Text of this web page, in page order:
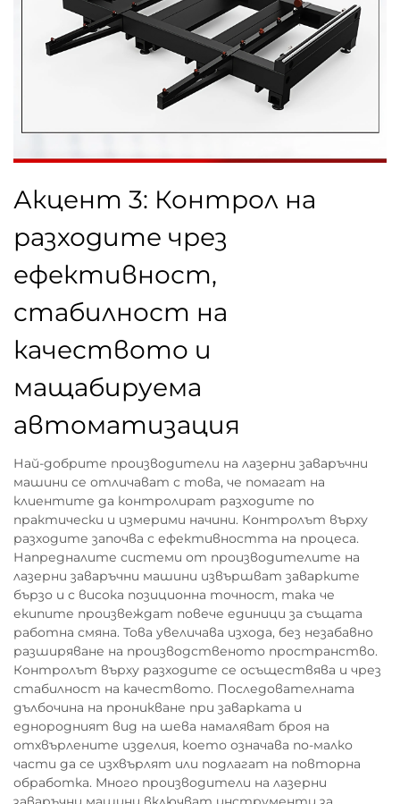
Акцент 3: Контрол на
разходите чрез
ефективност,
стабилност на
качеството и
мащабируема
автоматизация
Най-добрите производители на лазерни заваръчни
машини се отличават с това, че помагат на
клиентите да контролират разходите по
практически и измерими начини. Контролът върху
разходите започва с ефективността на процеса.
Напредналите системи от производителите на
лазерни заваръчни машини извършват заварките
бързо и с висока позиционна точност, така че
екипите произвеждат повече единици за същата
работна смяна. Това увеличава изхода, без незабавно
разширяване на производственото пространство.
Контролът върху разходите се осъществява и чрез
стабилност на качеството. Последователната
дълбочина на проникване при заварката и
еднородният вид на шева намаляват броя на
отхвърлените изделия, което означава по-малко
части да се изхвърлят или подлагат на повторна
обработка. Много производители на лазерни